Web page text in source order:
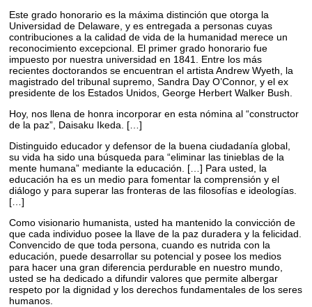
Este grado honorario es la máxima distinción que otorga la
Universidad de Delaware, y es entregada a personas cuyas
contribuciones a la calidad de vida de la humanidad merece un
reconocimiento excepcional. El primer grado honorario fue
impuesto por nuestra universidad en 1841. Entre los más
recientes doctorandos se encuentran el artista Andrew Wyeth, la
magistrado del tribunal supremo, Sandra Day O’Connor, y el ex
presidente de los Estados Unidos, George Herbert Walker Bush.
Hoy, nos llena de honra incorporar en esta nómina al “constructor
de la paz”, Daisaku Ikeda. […]
Distinguido educador y defensor de la buena ciudadanía global,
su vida ha sido una búsqueda para “eliminar las tinieblas de la
mente humana” mediante la educación. […] Para usted, la
educación ha es un medio para fomentar la comprensión y el
diálogo y para superar las fronteras de las filosofías e ideologías.
[…]
Como visionario humanista, usted ha mantenido la convicción de
que cada individuo posee la llave de la paz duradera y la felicidad.
Convencido de que toda persona, cuando es nutrida con la
educación, puede desarrollar su potencial y posee los medios
para hacer una gran diferencia perdurable en nuestro mundo,
usted se ha dedicado a difundir valores que permite albergar
respeto por la dignidad y los derechos fundamentales de los seres
humanos.